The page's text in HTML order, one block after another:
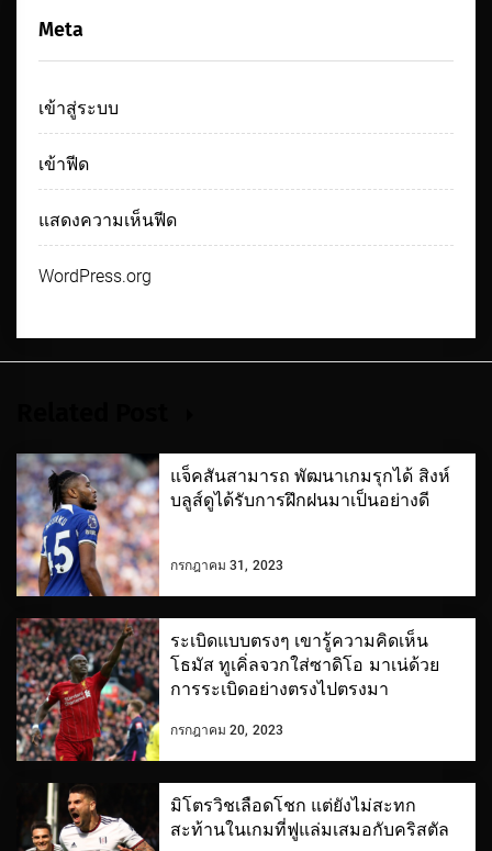
Meta
เข้าสู่ระบบ
เข้าฟีด
แสดงความเห็นฟีด
WordPress.org
แจ็คสันสามารถ พัฒนาเกมรุกได้ สิงห์
บลูส์ดูได้รับการฝึกฝนมาเป็นอย่างดี
กรกฎาคม 31, 2023
ระเบิดแบบตรงๆ เขารู้ความคิดเห็น
โธมัส ทูเคิ่ลจวกใส่ซาดิโอ มาเน่ด้วย
การระเบิดอย่างตรงไปตรงมา
กรกฎาคม 20, 2023
มิโตรวิชเลือดโชก แต่ยังไม่สะทก
สะท้านในเกมที่ฟูแล่มเสมอกับคริสตัล